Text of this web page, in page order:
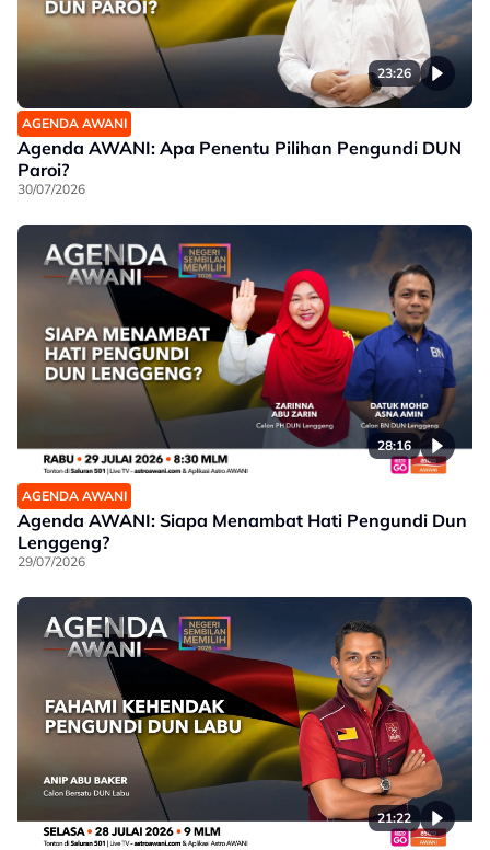
23:26
AGENDA AWANI
Agenda AWANI: Apa Penentu Pilihan Pengundi DUN
Paroi?
30/07/2026
28:16
AGENDA AWANI
Agenda AWANI: Siapa Menambat Hati Pengundi Dun
Lenggeng?
29/07/2026
21:22